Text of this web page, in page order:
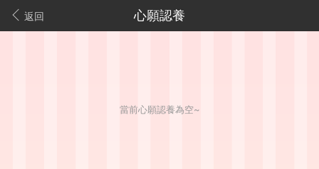
返回 心願認養
當前心願認養為空~